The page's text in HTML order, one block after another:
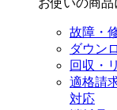
お使いの商品
故障・
ダウン
回収・
適格請
対応